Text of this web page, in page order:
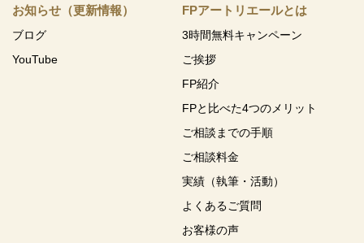
お知らせ（更新情報）
ブログ
YouTube
FPアートリエールとは
3時間無料キャンペーン
ご挨拶
FP紹介
FPと比べた4つのメリット
ご相談までの手順
ご相談料金
実績（執筆・活動）
よくあるご質問
お客様の声